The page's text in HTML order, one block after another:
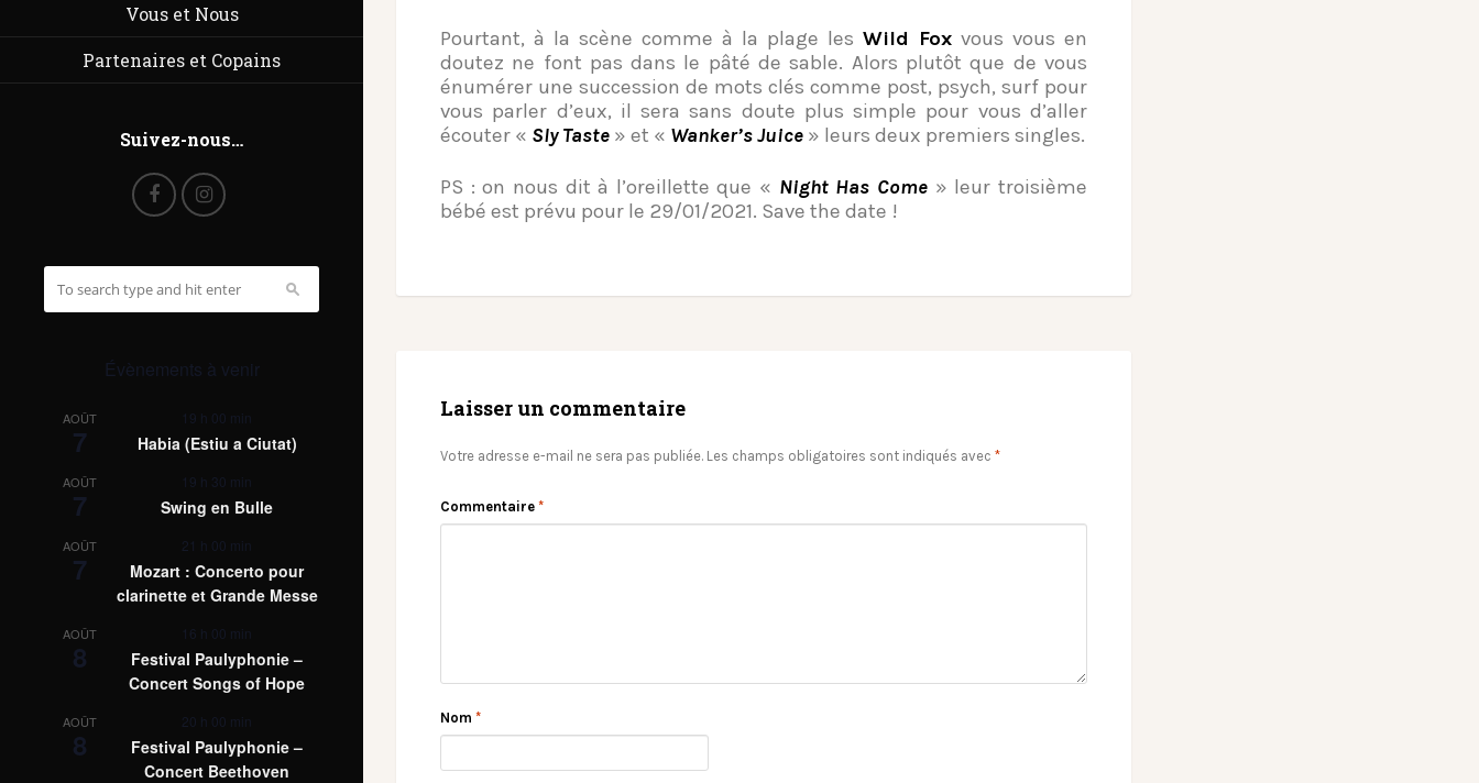
Vous et Nous
Partenaires et Copains
Suivez-nous…
Évènements à venir
AOÛT
7
19 h 00 min
Habia (Estiu a Ciutat)
AOÛT
7
19 h 30 min
Swing en Bulle
AOÛT
7
21 h 00 min
Mozart : Concerto pour
clarinette et Grande Messe
AOÛT
8
16 h 00 min
Festival Paulyphonie –
Concert Songs of Hope
AOÛT
8
20 h 00 min
Festival Paulyphonie –
Concert Beethoven
Pourtant, à la scène comme à la plage les Wild Foxvous vous en
doutez ne font pas dans le pâté de sable. Alors plutôt que de vous
énumérer une succession de mots clés comme post, psych, surf pour
vous parler d’eux, il sera sans doute plus simple pour vous d’aller
écouter « Sly Taste » et « Wanker’s Juice » leurs deux premiers singles.
PS : on nous dit à l’oreillette que « Night Has Come» leur troisième
bébé est prévu pour le 29/01/2021. Save the date !
Laisser un commentaire
Votre adresse e-mail ne sera pas publiée. Les champs obligatoires sont indiqués avec *
Commentaire *
Nom *